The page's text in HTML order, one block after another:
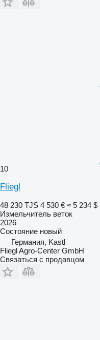
10
Fliegl
48 230 TJS 4 530 € ≈ 5 234 $
Измельчитель веток
2026
Состояние новый
Германия, Kastl
Fliegl Agro-Center GmbH
Связаться с продавцом